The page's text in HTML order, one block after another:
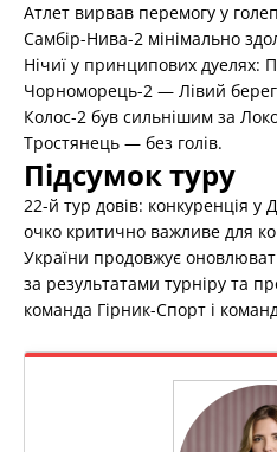
Атлет вирвав перемогу у
Самбір-Нива-2 мінімально
Нічиї у принципових дуелях:
Чорноморець-2 — Лівий
Колос-2 був сильнішим за
Тростянець — без голів.
Підсумок туру
22-й тур довів: конкуренція у
очко критично важливе для
України продовжує
за результатами турніру та
команда Гірник-Спорт і